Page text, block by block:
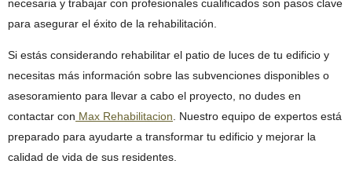
necesaria y trabajar con profesionales cualificados son pasos clave
para asegurar el éxito de la rehabilitación.
Si estás considerando rehabilitar el patio de luces de tu edificio y
necesitas más información sobre las subvenciones disponibles o
asesoramiento para llevar a cabo el proyecto, no dudes en
contactar con Max Rehabilitacion. Nuestro equipo de expertos está
preparado para ayudarte a transformar tu edificio y mejorar la
calidad de vida de sus residentes.